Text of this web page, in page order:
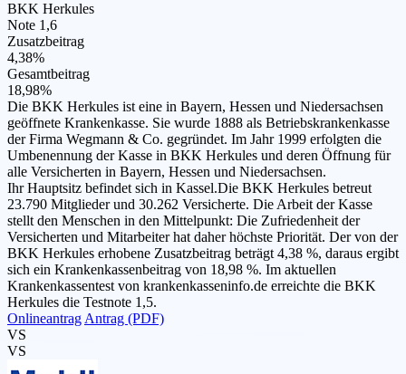
BKK Herkules
Note 1,6
Zusatzbeitrag
4,38%
Gesamtbeitrag
18,98%
Die BKK Herkules ist eine in Bayern, Hessen und Niedersachsen
geöffnete Krankenkasse. Sie wurde 1888 als Betriebskrankenkasse
der Firma Wegmann & Co. gegründet. Im Jahr 1999 erfolgten die
Umbenennung der Kasse in BKK Herkules und deren Öffnung für
alle Versicherten in Bayern, Hessen und Niedersachsen.
Ihr Hauptsitz befindet sich in Kassel.Die BKK Herkules betreut
23.790 Mitglieder und 30.262 Versicherte. Die Arbeit der Kasse
stellt den Menschen in den Mittelpunkt: Die Zufriedenheit der
Versicherten und Mitarbeiter hat daher höchste Priorität. Der von der
BKK Herkules erhobene Zusatzbeitrag beträgt 4,38 %, daraus ergibt
sich ein Krankenkassenbeitrag von 18,98 %. Im aktuellen
Krankenkassentest von krankenkasseninfo.de erreichte die BKK
Herkules die Testnote 1,5.
Onlineantrag Antrag (PDF)
VS
VS